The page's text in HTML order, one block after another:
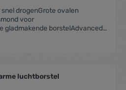
snel drogenGrote ovalen
voor
gladmakende borstelAdvanced
ionen systeemIonen-
plus coolshot2,5m
luchtborstel